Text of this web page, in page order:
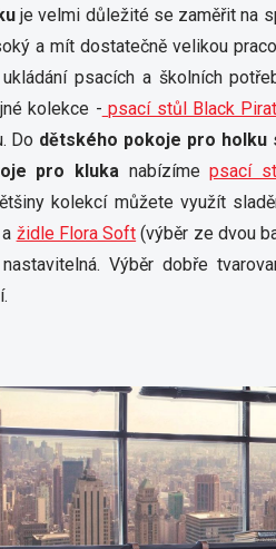
je velmi důležité se zaměřit na
a mít dostatečně velikou
psacích a školních
kolekce - psací stůl Black
Do dětského pokoje pro holku
pro kluka nabízímepsací
kolekcí můžete využít
a židle Flora Soft (výběr ze dvou
Výběr dobře